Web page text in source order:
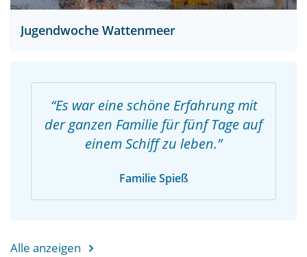
Jugendwoche Wattenmeer
Es war eine schöne Erfahrung mit
der ganzen Familie für fünf Tage auf
einem Schiff zu leben.
Familie Spieß
Alle anzeigen